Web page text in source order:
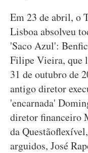
Em 23 de abril, o
Lisboa absolveu
'Saco Azul':
Filipe Vieira, que
31 de outubro de
antigo diretor
'encarnada'
diretor financeiro
da
arguidos, José